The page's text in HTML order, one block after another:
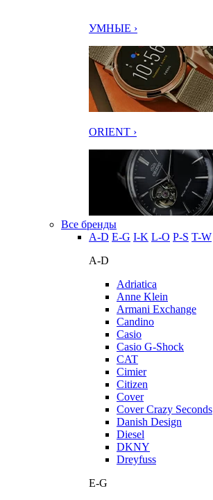
УМНЫЕ ›
ORIENT ›
Все бренды
A-D E-G I-K L-O P-S T-W
A-D
Adriatica
Anne Klein
Armani Exchange
Candino
Casio
Casio G-Shock
CAT
Cimier
Citizen
Cover
Cover Crazy Seconds
Danish Design
Diesel
DKNY
Dreyfuss
E-G